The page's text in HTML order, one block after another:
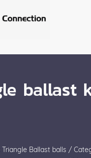
ballast
Triangle Ballast balls